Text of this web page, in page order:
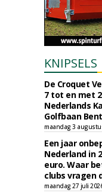
KNIPSELS
De Croquet
7 tot en met
Nederlands
Golfbaan
maandag 3
Een jaar
Nederland in
euro. Waar
clubs vragen
maandag 27 juli